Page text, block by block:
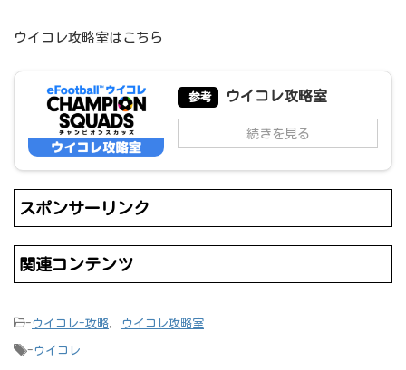
ウイコレ攻略室はこちら
参考 ウイコレ攻略室
続きを見る
スポンサーリンク
関連コンテンツ
-ウイコレ-攻略, ウイコレ攻略室
-ウイコレ